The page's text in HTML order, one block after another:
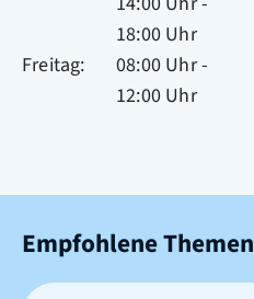
18:00 Uhr
Freitag
08:00 Uhr-
12:00 Uhr
Empfohlene Themen